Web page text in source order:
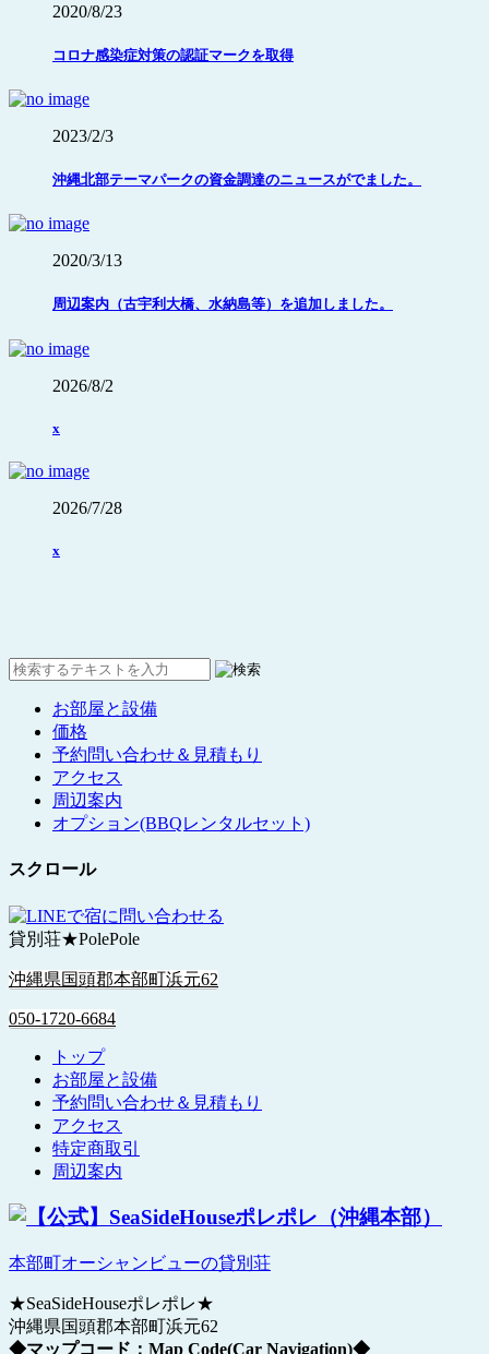
2020/8/23
コロナ感染症対策の認証マークを取得
2023/2/3
沖縄北部テーマパークの資金調達のニュースがでました。
2020/3/13
周辺案内（古宇利大橋、水納島等）を追加しました。
2026/8/2
x
2026/7/28
x
お部屋と設備
価格
予約問い合わせ＆見積もり
アクセス
周辺案内
オプション(BBQレンタルセット)
スクロール
貸別荘★PolePole
沖縄県国頭郡本部町浜元62
050-1720-6684
トップ
お部屋と設備
予約問い合わせ＆見積もり
アクセス
特定商取引
周辺案内
本部町オーシャンビューの貸別荘
★SeaSideHouseポレポレ★
沖縄県国頭郡本部町浜元62
◆マップコード：Map Code(Car Navigation)◆